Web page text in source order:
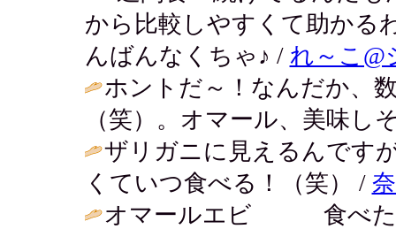
から比較しやすくて助かる
んばんなくちゃ♪ / れ～こ@
ホントだ～！なんだか、
（笑）。オマール、美味し
ザリガニに見えるんです
くていつ食べる！（笑） /
オマールエビ 食べた